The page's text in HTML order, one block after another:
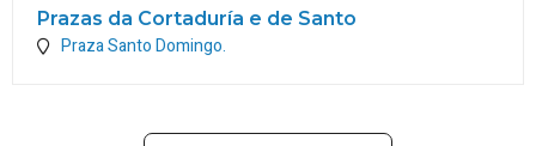
Prazas da Cortaduría e de Santo
Praza Santo Domingo.